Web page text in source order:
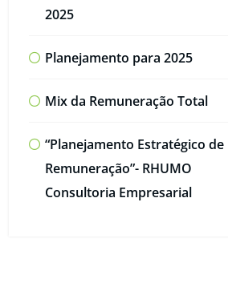
2025
Planejamento para 2025
Mix da Remuneração Total
“Planejamento Estratégico de
Remuneração”- RHUMO
Consultoria Empresarial